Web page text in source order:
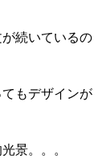
続いているの
もデザインが
景。。。